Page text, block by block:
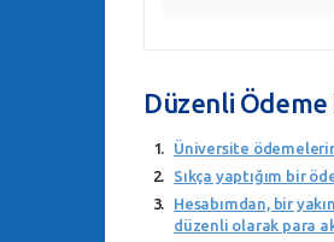
Düzenli Ödeme
Üniversite
Sıkça yaptığım bir
Hesabımdan, bir
düzenli olarak para